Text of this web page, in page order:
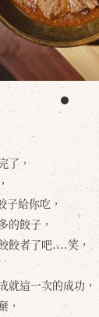
了，
子給你吃，
的餃子，
餃者了吧....笑，
就這一次的成功，
，